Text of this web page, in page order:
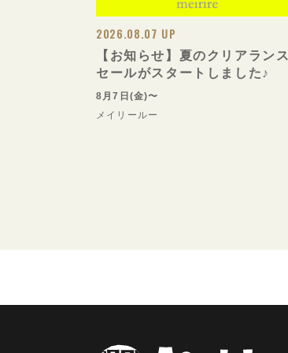
2026.08.07 UP
【お知らせ】夏のクリアランス
セールがスタートしました♪
8月7日(金)〜
メイリールー